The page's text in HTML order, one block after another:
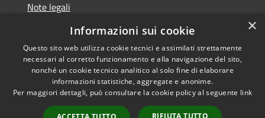
Note legali
Dichiarazione di accessibilità
Accessibilità
Copyright © 2026 • Comune di
Adrara San Rocco • Powered
byMunicipium Accesso
×
Informazioni sui cookie
Questo sito web utilizza cookie tecnici e assimilati strettamente
necessari al corretto funzionamento e alla navigazione del sito,
nonché un cookie tecnico analitico al solo fine di elaborare
informazioni statistiche, aggregate e anonime.
Per maggiori dettagli, può consultare la cookie policy al seguente link
RIFIUTA TUTTO